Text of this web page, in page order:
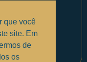
que você
site. Em
de
os